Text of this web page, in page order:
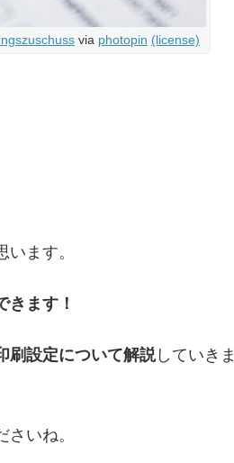
via photopin (license)
ます。
きます！
刷設定について解説していきま
いね。